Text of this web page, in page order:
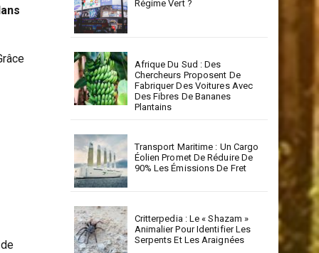
Régime Vert ?
Afrique Du Sud : Des
Chercheurs Proposent De
Fabriquer Des Voitures Avec
Des Fibres De Bananes
Plantains
Transport Maritime : Un Cargo
Éolien Promet De Réduire De
90% Les Émissions De Fret
Critterpedia : Le « Shazam »
Animalier Pour Identifier Les
Serpents Et Les Araignées